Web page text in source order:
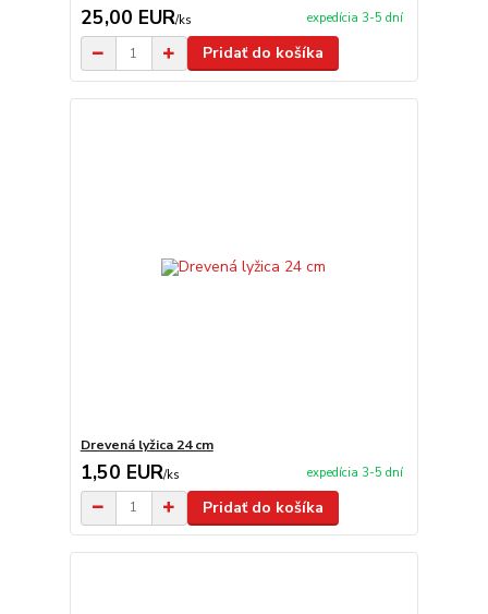
25,00 EUR/ks expedícia 3-5 dní
Pridať do košíka
Drevená lyžica 24 cm
1,50 EUR/ks expedícia 3-5 dní
Pridať do košíka